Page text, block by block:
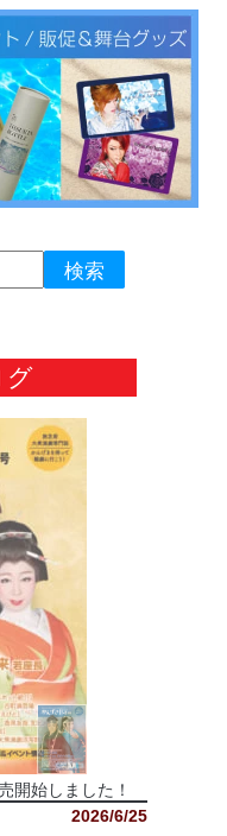
グ
開始しました！
2026/6/25